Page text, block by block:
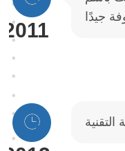
2011
جيدًا